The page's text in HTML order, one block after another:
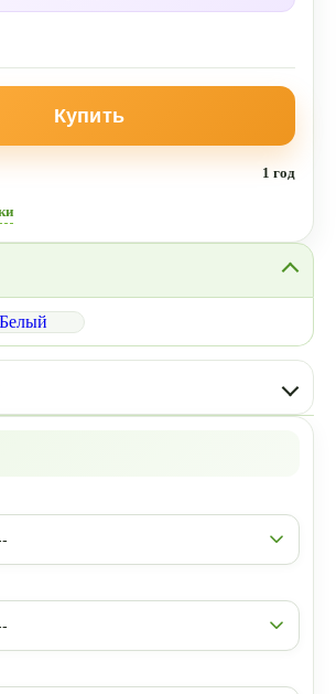
Купить
1 год